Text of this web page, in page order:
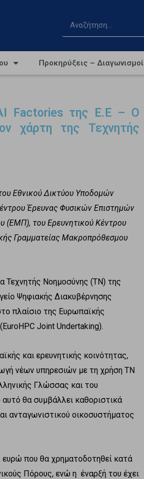
Προκηρύξεις – Διαγωνισμοί
Factories της Ε.Ε – Ο
χάρτη της Τεχνητής
Εθνικού Δικτύου Υποδομών
Έρευνας Φυσικών Επιστημών
(ΕΜΠ), του Ερευνητικού Κέντρου
Γραμματείας Μακροπρόθεσμου
Τεχνητής Νοημοσύνης (TN) της
Ψηφιακής Διακυβέρνησης
πλαίσιο της Ευρωπαϊκής
Joint Undertaking).
και ερευνητικής κοινότητας,
νέων υπηρεσιών με τη χρήση ΤΝ
Γλώσσας και του
θα συμβάλλει καθοριστικά
ανταγωνιστικού οικοσυστήματος
ευρώ που θα χρηματοδοτηθεί κατά
Πόρους, ενώ η έναρξή του έχει